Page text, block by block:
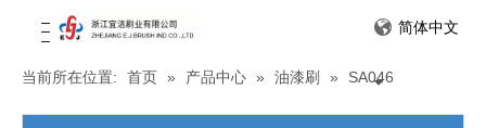
简体中文
当前所在位置: 首页 » 产品中心 » 油漆刷 » SA046